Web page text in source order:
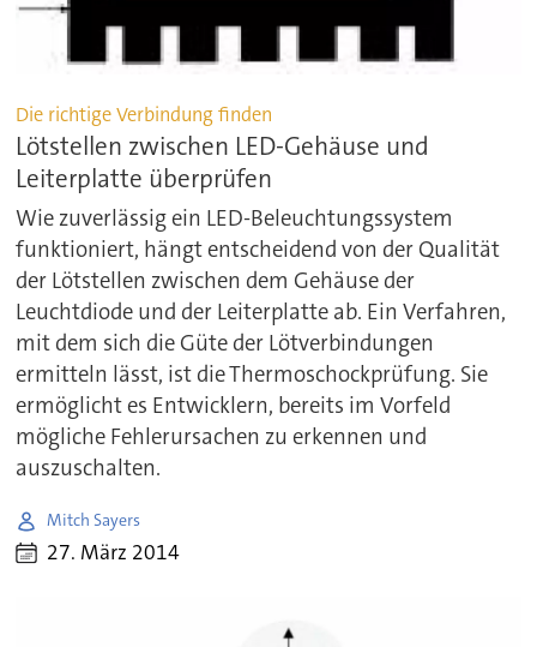
Die richtige Verbindung finden
Lötstellen zwischen LED-Gehäuse und
Leiterplatte überprüfen
Wie zuverlässig ein LED-Beleuchtungssystem
funktioniert, hängt entscheidend von der Qualität
der Lötstellen zwischen dem Gehäuse der
Leuchtdiode und der Leiterplatte ab. Ein Verfahren,
mit dem sich die Güte der Lötverbindungen
ermitteln lässt, ist die Thermoschockprüfung. Sie
ermöglicht es Entwicklern, bereits im Vorfeld
mögliche Fehlerursachen zu erkennen und
auszuschalten.
Mitch Sayers
27. März 2014